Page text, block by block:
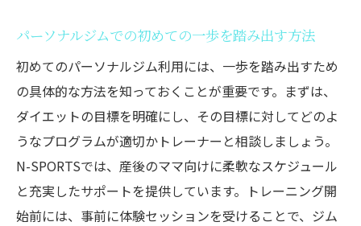
隙間時間を活用したトレーニングプラン
ママ同士で励まし合うコミュニティ
理想のボディを実現するための食事と運動のバ
ランスを取るパーソナルジムのアプローチ
効果的なダイエットのための食事ガイド
運動と食事のバランスの重要性
パーソナルジムでの初めての一歩を踏み出す方法
初めてのパーソナルジム利用には、一歩を踏み出すため
の具体的な方法を知っておくことが重要です。まずは、
ダイエットの目標を明確にし、その目標に対してどのよ
うなプログラムが適切かトレーナーと相談しましょう。
N-SPORTSでは、産後のママ向けに柔軟なスケジュール
と充実したサポートを提供しています。トレーニング開
始前には、事前に体験セッションを受けることで、ジム